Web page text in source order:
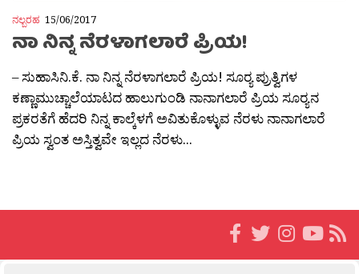
ನಲ್ಬರಹ 15/06/2017
ನಾ ನಿನ್ನ ನೆರಳಾಗಲಾರೆ ಪ್ರಿಯ!
– ಸುಹಾಸಿನಿ.ಕೆ. ನಾ ನಿನ್ನ ನೆರಳಾಗಲಾರೆ ಪ್ರಿಯ! ಸೂರ‍್ಯ ಪ್ರುತ್ವಿಗಳ
ಕಣ್ಣಾಮುಚ್ಚಾಲೆಯಾಟದ ಹಾಲುಗುಂಡಿ ನಾನಾಗಲಾರೆ ಪ್ರಿಯ ಸೂರ‍್ಯನ
ಪ್ರಕರತೆಗೆ ಹೆದರಿ ನಿನ್ನ ಕಾಲ್ಕೆಳಗೆ ಅವಿತುಕೊಳ್ಳುವ ನೆರಳು ನಾನಾಗಲಾರೆ
ಪ್ರಿಯ ಸ್ವಂತ ಅಸ್ತಿತ್ವವೇ ಇಲ್ಲದ ನೆರಳು...